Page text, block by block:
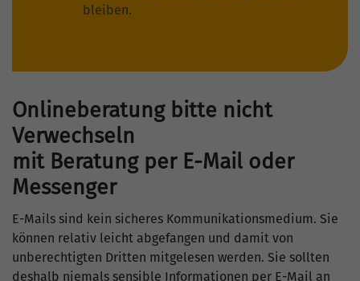
bleiben.
Onlineberatung bitte nicht
Verwechseln
mit Beratung per E-Mail oder
Messenger
E-Mails sind kein sicheres Kommunikationsmedium. Sie
können relativ leicht abgefangen und damit von
unberechtigten Dritten mitgelesen werden. Sie sollten
deshalb niemals sensible Informationen per E-Mail an